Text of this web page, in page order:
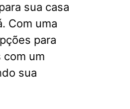
sua casa
Com uma
para
um
sua